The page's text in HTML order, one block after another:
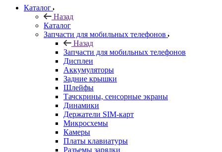
Запчасти для мобильных телефонов
Дисплеи
Аккумуляторы
Задние крышки
Шлейфы
Тачскрины, сенсорные экраны
Динамики
Держатели SIM-карт
Микросхемы
Камеры
Платы клавиатуры
Разъемы зарядки
Рамки дисплея
Коаксиальный кабель и антенны
Кнопки